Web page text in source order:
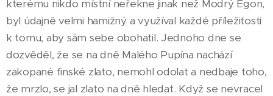
kterému nikdo místní neřekne jinak než Modrý Egon,
byl údajně velmi hamižný a využíval každé příležitosti
k tomu, aby sám sebe obohatil. Jednoho dne se
dozvěděl, že se na dně Malého Pupína nachází
zakopané finské zlato, nemohl odolat a nedbaje toho,
že mrzlo, se jal zlato na dně hledat. Když se nevracel